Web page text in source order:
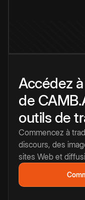
Accédez
de
outils de
Commencez à
discours, des
sites Web et